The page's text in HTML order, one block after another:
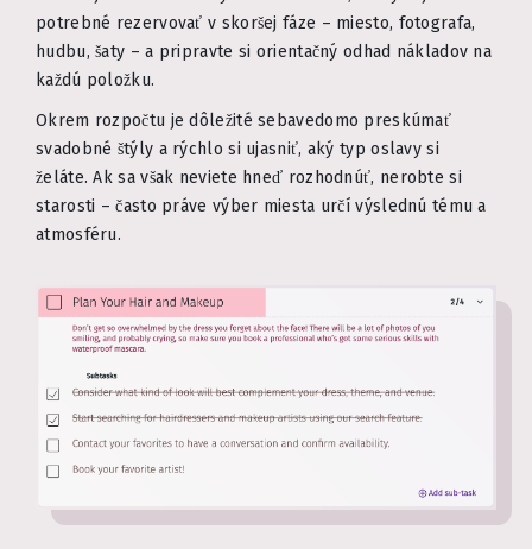
potrebné rezervovať v skoršej fáze – miesto, fotografa,
hudbu, šaty – a pripravte si orientačný odhad nákladov na
každú položku.
Okrem rozpočtu je dôležité sebavedomo preskúmať
svadobné štýly a rýchlo si ujasniť, aký typ oslavy si
želáte. Ak sa však neviete hneď rozhodnúť, nerobte si
starosti – často práve výber miesta určí výslednú tému a
atmosféru.